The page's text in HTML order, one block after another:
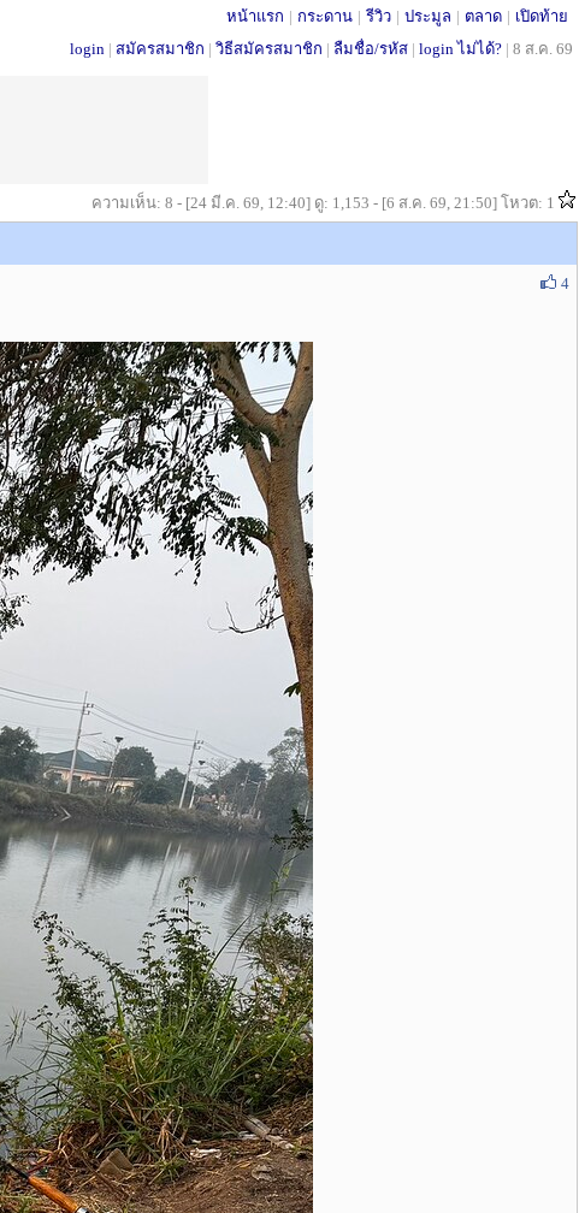
หน้าแรก | กระดาน | รีวิว | ประมูล | ตลาด | เปิดท้าย
login | สมัครสมาชิก | วิธีสมัครสมาชิก | ลืมชื่อ/รหัส | login ไม่ได้? | 8 ส.ค. 69
ความเห็น: 8 - [24 มี.ค. 69, 12:40] ดู: 1,153 - [6 ส.ค. 69, 21:50] โหวต: 1
4